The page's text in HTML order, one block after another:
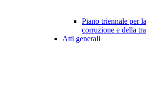
Piano triennale per
corruzione e della
Atti generali